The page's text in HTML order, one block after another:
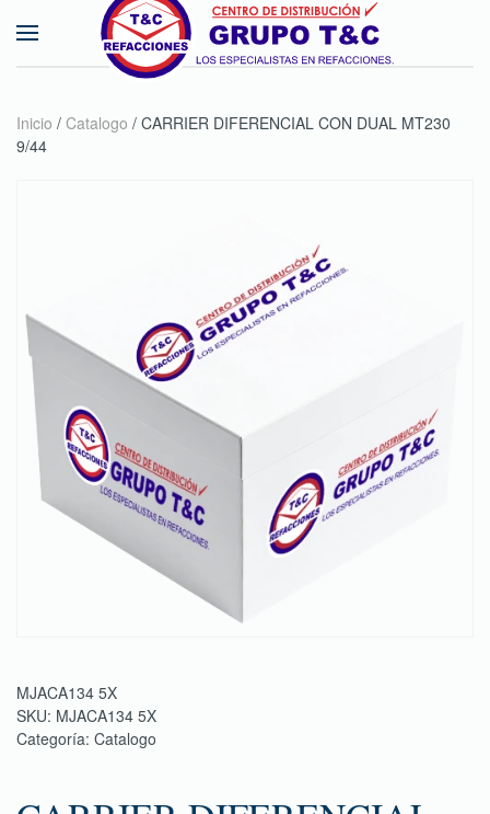
Skip to main content
Inicio / Catalogo / CARRIER DIFERENCIAL CON DUAL MT230
9/44
MJACA134 5X
SKU: MJACA134 5X
Categoría: Catalogo